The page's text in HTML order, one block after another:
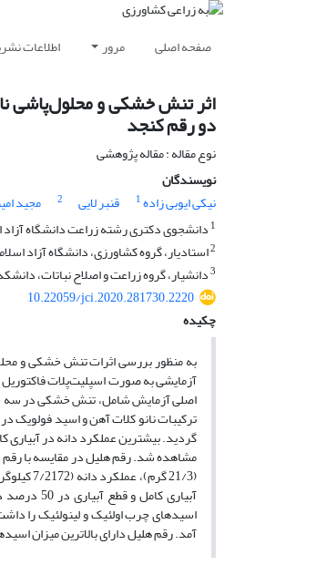
صفحه اصلی مرور اطلاعات
اثر تنش خشکی و محلول‌پاشی
دو رقم کنجد
نوع مقاله : مقاله پژوهشی
نویسندگان
نیکی ایوبی زاده1 قنبر لایی 2 مجید
1دانشجوی دکتری رشته زراعت دانشگاه آزاد
2استادیار، گروه کشاورزی، دانشگاه آزاد
3دانشیار، گروه زراعت و اصلاح نباتات،
10.22059/jci.2020.281730.2220
چکیده
به منظور بررسی اثرات تنش خشکی و
ترکیبات نانو کلات آهن و اسید
آمد. رقم هلیل دارای بالاترین میزان